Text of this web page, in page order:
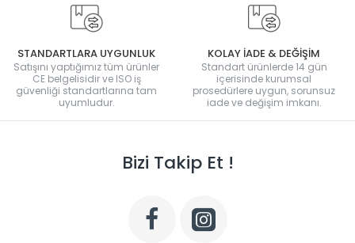
STANDARTLARA UYGUNLUK
Satışını yaptığımız tüm ürünler
CE belgelisidir ve ISO iş
güvenliği standartlarına tam
uyumludur.
KOLAY İADE & DEĞİŞİM
Standart ürünlerde 14 gün
içerisinde kurumsal
prosedürlere uygun, sorunsuz
iade ve değişim imkanı.
Bizi Takip Et !